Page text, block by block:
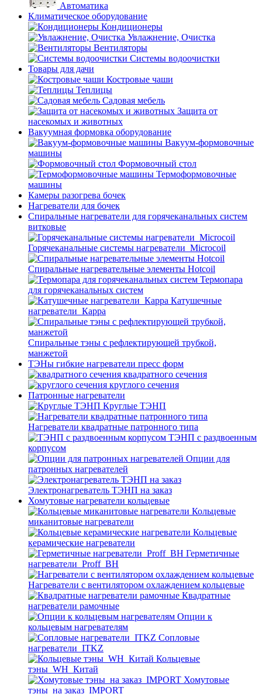
Автоматика
Климатическое оборудование
Кондиционеры
Увлажнение, Очистка
Вентиляторы
Системы водоочистки
Товары для дачи
Костровые чаши
Теплицы
Садовая мебель
Защита от
насекомых и животных
Вакуумная формовка оборудование
Вакуум-формовочные
машины
Формовочный стол
Термоформовочные
машины
Камеры разогрева бочек
Нагреватели для бочек
Спиральные нагреватели для горячеканальных систем
витковые
Горячеканальные системы нагреватели_Microcoil
Спиральные нагревательные элементы Hotcoil
Термопара
для горячеканальных систем
Катушечные
нагреватели_Карра
Спиральные тэны с рефлектирующей трубкой,
манжетой
ТЭНы гибкие нагреватели пресс форм
квадратного сечения
круглого сечения
Патронные нагреватели
Круглые ТЭНП
Нагреватели квадратные патронного типа
ТЭНП с раздвоенным
корпусом
Опции для
патронных нагревателей
Электронагреватель ТЭНП на заказ
Хомутовые нагреватели кольцевые
Кольцевые
миканитовые нагреватели
Кольцевые
керамические нагреватели
Герметичные
нагреватели_Proff_BH
Нагреватели с вентилятором охлаждением кольцевые
Квадратные
нагреватели рамочные
Опции к
кольцевым нагревателям
Cопловые
нагреватели_ITKZ
Кольцевые
тэны_WH_Китай
Хомутовые
тэны_на заказ_IMPORT